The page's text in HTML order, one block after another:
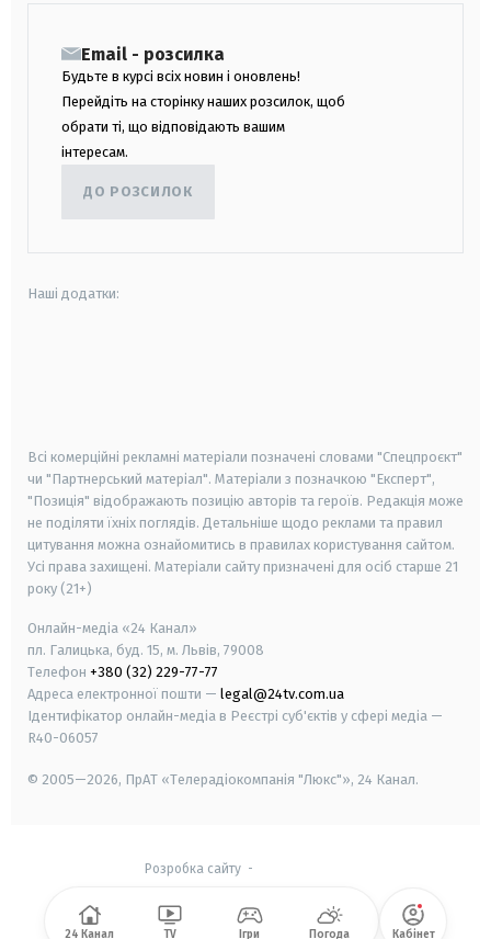
Email - розсилка
Будьте в курсі всіх новин і оновлень!
Перейдіть на сторінку наших розсилок, щоб
обрати ті, що відповідають вашим
інтересам.
ДО РОЗСИЛОК
Наші додатки:
Всі комерційні рекламні матеріали позначені словами "Спецпроєкт"
чи "Партнерський матеріал". Матеріали з позначкою "Експерт",
"Позиція" відображають позицію авторів та героїв. Редакція може
не поділяти їхніх поглядів. Детальніше щодо реклами та правил
цитування можна ознайомитись в правилах користування сайтом.
Усі права захищені. Матеріали сайту призначені для осіб старше 21
року (21+)
Онлайн-медіа «24 Канал»
пл. Галицька, буд. 15, м. Львів, 79008
Телефон +380 (32) 229-77-77
Адреса електронної пошти — legal@24tv.com.ua
Ідентифікатор онлайн-медіа в Реєстрі суб'єктів у сфері медіа —
R40-06057
© 2005—2026, ПрАТ «Телерадіокомпанія "Люкс"», 24 Канал.
Розробка сайту-
24 Канал TV Ігри Погода Кабінет